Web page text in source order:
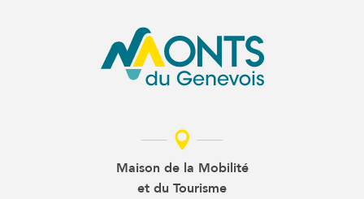
Maison de la Mobilité
et du Tourisme